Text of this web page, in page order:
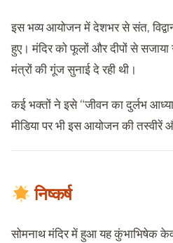
इस भव्य आयोजन में देशभर से संत,
हुए। मंदिर को फूलों और दीपों से
मंत्रों की गूंज सुनाई दे रही थी।
कई भक्तों ने इसे “जीवन का दुर्लभ
मीडिया पर भी इस आयोजन की तस्वीरें
निष्कर्ष
सोमनाथ मंदिर में हुआ यह कुंभाभिषेक